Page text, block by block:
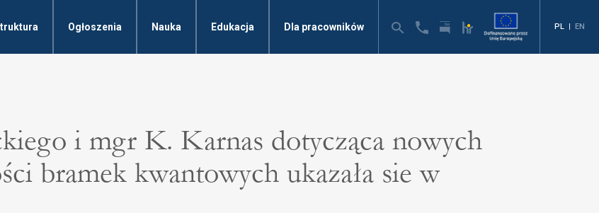
Ogłoszenia Nauka Edukacja Dla pracowników PL | EN
i mgr K. Karnas dotycząca nowych
bramek kwantowych ukazała sie w